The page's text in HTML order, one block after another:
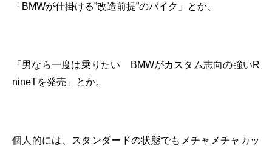
「BMWが仕掛ける”改造前提”のバイク」とか、
「男なら一度は乗りたい BMWがカスタム志向の強いR
nineTを発売」とか。
個人的には、スタンダードの状態でもメチャメチャカッ